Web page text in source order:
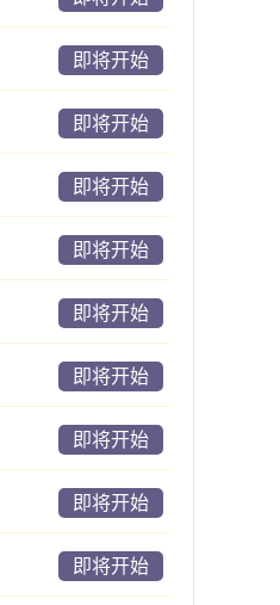
即将开始
即将开始
即将开始
即将开始
即将开始
即将开始
即将开始
即将开始
即将开始